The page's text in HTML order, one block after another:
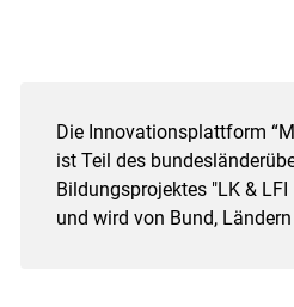
Die Innovationsplattform
ist Teil des
Bildungsprojektes "LK &
und wird von Bund,